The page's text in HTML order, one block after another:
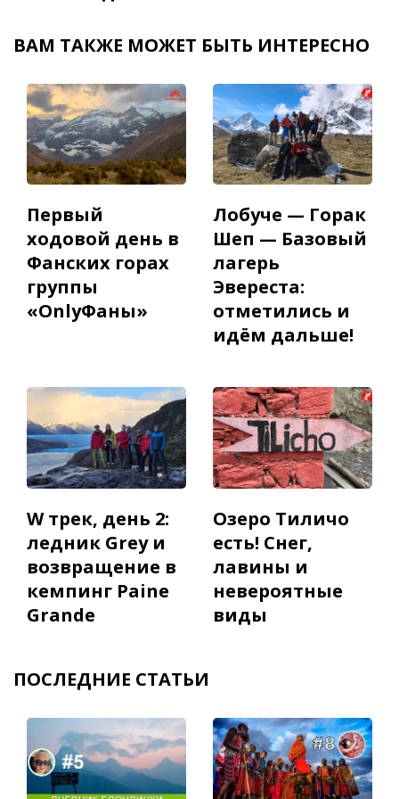
ВАМ ТАКЖЕ МОЖЕТ БЫТЬ ИНТЕРЕСНО
Первый
ходовой день в
Фанских горах
группы
«OnlyФаны»
Лобуче — Горак
Шеп — Базовый
лагерь
Эвереста:
отметились и
идём дальше!
W трек, день 2:
ледник Grey и
возвращение в
кемпинг Paine
Grande
Озеро Тиличо
есть! Снег,
лавины и
невероятные
виды
ПОСЛЕДНИЕ СТАТЬИ